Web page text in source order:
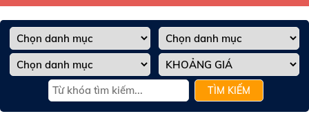
TÌM KIẾM